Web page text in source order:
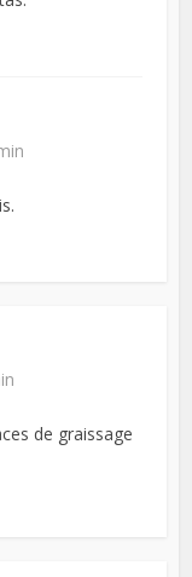
de graissage